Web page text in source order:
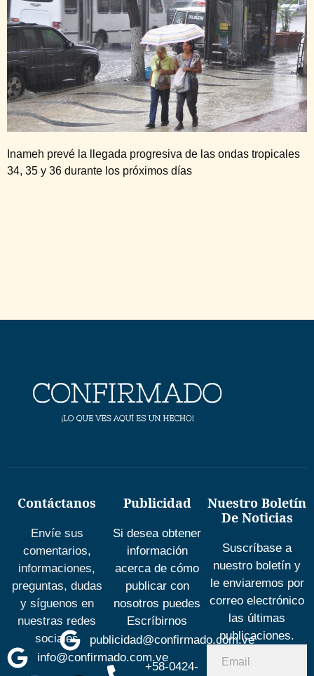
Inameh prevé la llegada progresiva de las ondas tropicales
34, 35 y 36 durante los próximos días
Contáctanos
Envíe sus
comentarios,
informaciones,
preguntas, dudas
y síguenos en
nuestras redes
sociales
info@confirmado.com.ve
Publicidad
Si desea obtener
información
acerca de cómo
publicar con
nosotros puedes
Escríbirnos
publicidad@confirmado.com.ve
+58-0424-
Nuestro Boletín
De Noticias
Suscríbase a
nuestro boletín y
le enviaremos por
correo electrónico
las últimas
publicaciones.